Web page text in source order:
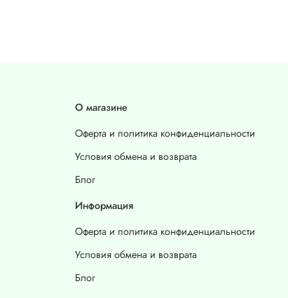
О магазине
Оферта и политика конфиденциальности
Условия обмена и возврата
Блог
Информация
Оферта и политика конфиденциальности
Условия обмена и возврата
Блог